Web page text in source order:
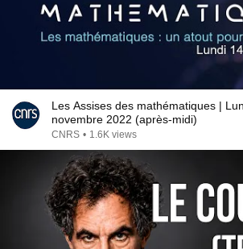
Les Assises des mathématiques |
novembre 2022 (après-midi)
CNRS • 1.6K views